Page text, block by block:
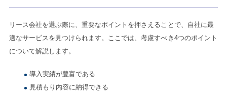
リース会社を選ぶ際に、重要なポイントを押さえることで、自社に最
適なサービスを見つけられます。ここでは、考慮すべき4つのポイント
について解説します。
導入実績が豊富である
見積もり内容に納得できる